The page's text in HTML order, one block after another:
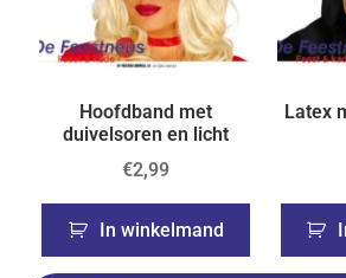
Hoofdband met
duivelsoren en licht
€2,99
In winkelmand
Latex